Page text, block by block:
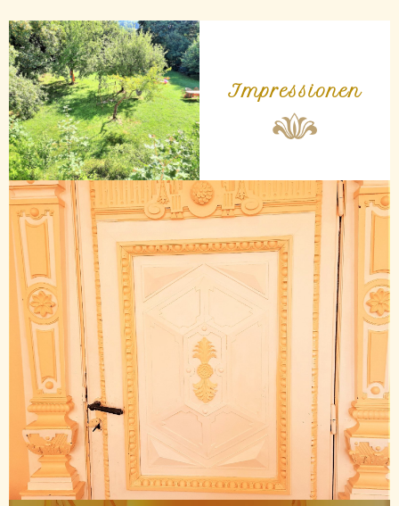
Impressionen